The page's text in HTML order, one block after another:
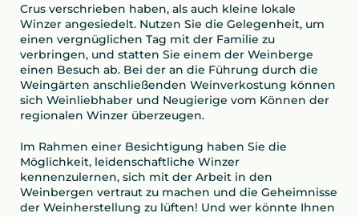
Crus verschrieben haben, als auch kleine lokale
Winzer angesiedelt. Nutzen Sie die Gelegenheit, um
einen vergnüglichen Tag mit der Familie zu
verbringen, und statten Sie einem der Weinberge
einen Besuch ab. Bei der an die Führung durch die
Weingärten anschließenden Weinverkostung können
sich Weinliebhaber und Neugierige vom Können der
regionalen Winzer überzeugen.
Im Rahmen einer Besichtigung haben Sie die
Möglichkeit, leidenschaftliche Winzer
kennenzulernen, sich mit der Arbeit in den
Weinbergen vertraut zu machen und die Geheimnisse
der Weinherstellung zu lüften! Und wer könnte Ihnen